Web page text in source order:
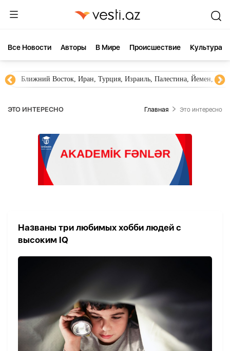
Все Новости Aвторы В Мире Происшествие Культура
Ближний Восток, Иран, Турция, Израиль, Палестина, Йемен,
ЭТО ИНТЕРЕСНО Главная Это интересно
Названы три любимых хобби людей с
высоким IQ